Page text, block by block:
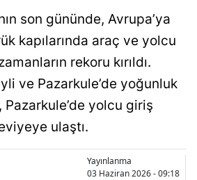
son gününde, Avrupa’ya
kapılarında araç ve yolcu
rekoru kırıldı.
ve Pazarkule’de yoğunluk
Pazarkule’de yolcu giriş
ulaştı.
Yayınlanma
03 Haziran 2026 - 09:18